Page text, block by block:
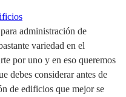
administración de
variedad en el
por uno y en eso queremos
debes considerar antes de
de edificios que mejor se